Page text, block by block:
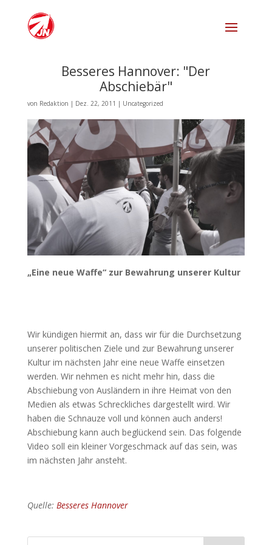
Besseres Hannover: "Der
Abschiebär"
von Redaktion | Dez. 22, 2011 | Uncategorized
„Eine neue Waffe“ zur Bewahrung unserer Kultur
Wir kündigen hiermit an, dass wir für die Durchsetzung
unserer politischen Ziele und zur Bewahrung unserer
Kultur im nächsten Jahr eine neue Waffe einsetzen
werden. Wir nehmen es nicht mehr hin, dass die
Abschiebung von Ausländern in ihre Heimat von den
Medien als etwas Schreckliches dargestellt wird. Wir
haben die Schnauze voll und können auch anders!
Abschiebung kann auch beglückend sein. Das folgende
Video soll ein kleiner Vorgeschmack auf das sein, was
im nächsten Jahr ansteht.
Quelle: Besseres Hannover